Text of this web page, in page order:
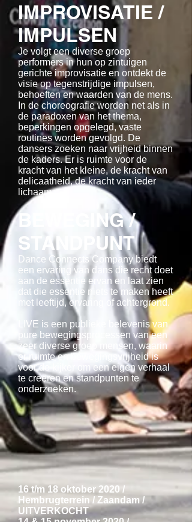
16 t/m 18 oktober 2020 /
Hembrugterrein / Zaandam /
UITVERKOCHT
IMPROVISATIE /
IMPULSEN
Je volgt een diverse groep
performers in hun op zintuigen
gerichte improvisatie en ontdekt de
visie op tegenstrijdige impulsen,
behoeften en waarden van de mens.
In de choreografie worden net als in
de paradoxen van het thema,
beperkingen opgelegd, vaste
routines worden gevolgd. De
dansers zoeken naar vrijheid binnen
de kaders. Er is ruimte voor de
kracht van het kleine, de kracht van
delicaatheid, de kracht van ieder
lichaam.
BEWEGING /
STANDPUNT
Dance Connects Company biedt
een ervaring van dans die recht doet
aan de essentie ervan en laat zien
dat die essentie niets te maken heeft
met leeftijd, ervaring of achtergrond.
LIVE is een publieke belevenis van
pure bewegingsprocessen van een
zeer diverse groep mensen, waarin
er ruimte en bewegingsvrijheid is
voor de kijker om een eigen verhaal
te creëren en standpunten te
onderzoeken.